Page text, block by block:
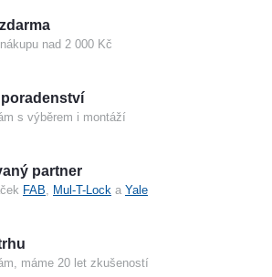
nad 2 000 Kč
s výběrem i montáží
partner
FAB Mul-T-Lock a Yale
máme 20 let zkušeností